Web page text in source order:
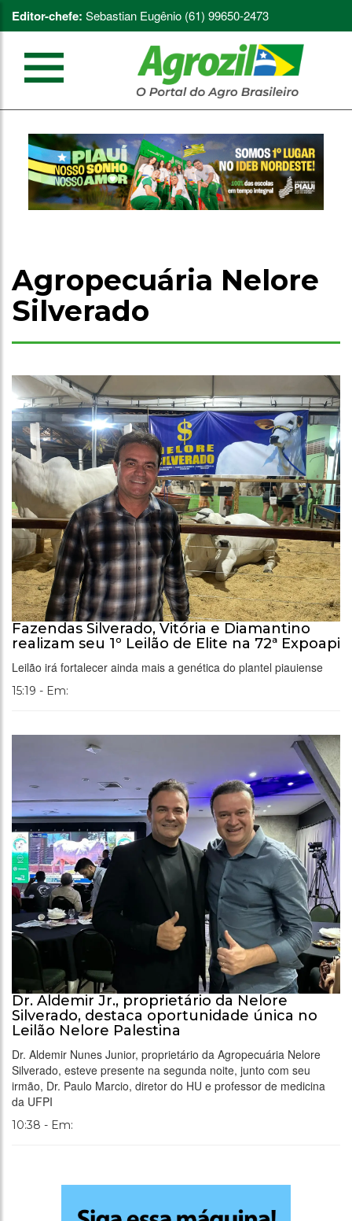
Editor-chefe: Sebastian Eugênio (61) 99650-2473
Agropecuária Nelore
Silverado
Fazendas Silverado, Vitória e Diamantino
realizam seu 1º Leilão de Elite na 72ª Expoapi
Leilão irá fortalecer ainda mais a genética do plantel piauiense
15:19 - Em:
Dr. Aldemir Jr., proprietário da Nelore
Silverado, destaca oportunidade única no
Leilão Nelore Palestina
Dr. Aldemir Nunes Junior, proprietário da Agropecuária Nelore
Silverado, esteve presente na segunda noite, junto com seu
irmão, Dr. Paulo Marcio, diretor do HU e professor de medicina
da UFPI
10:38 - Em: